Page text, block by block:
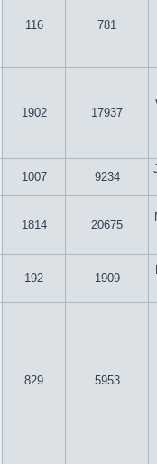
116 781
1902 17937
1007 9234
1814 20675
192 1909
829 5953